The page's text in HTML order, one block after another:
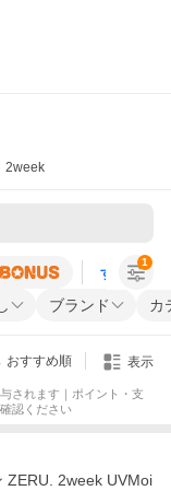
2week
すべての条
ブランド カ
1
おすすめ順 表示
されます｜ポイント・支
認ください
ZERU. 2week UVMoi